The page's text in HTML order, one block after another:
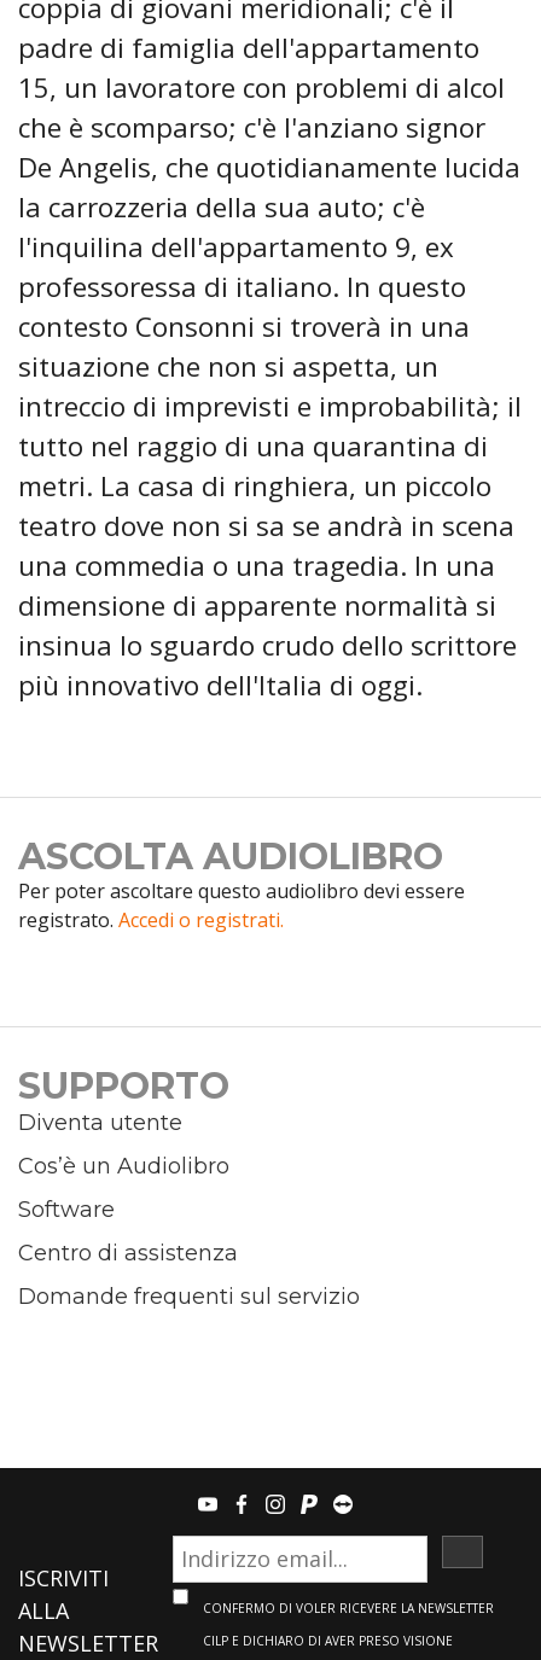
coppia di giovani meridionali; c'è il
padre di famiglia dell'appartamento
15, un lavoratore con problemi di alcol
che è scomparso; c'è l'anziano signor
De Angelis, che quotidianamente lucida
la carrozzeria della sua auto; c'è
l'inquilina dell'appartamento 9, ex
professoressa di italiano. In questo
contesto Consonni si troverà in una
situazione che non si aspetta, un
intreccio di imprevisti e improbabilità; il
tutto nel raggio di una quarantina di
metri. La casa di ringhiera, un piccolo
teatro dove non si sa se andrà in scena
una commedia o una tragedia. In una
dimensione di apparente normalità si
insinua lo sguardo crudo dello scrittore
più innovativo dell'Italia di oggi.
ASCOLTA AUDIOLIBRO
Per poter ascoltare questo audiolibro devi essere
registrato. Accedi o registrati.
SUPPORTO
Diventa utente
Cos’è un Audiolibro
Software
Centro di assistenza
Domande frequenti sul servizio
youtubefacebook
instagram
paypalteamviewer
ISCRIVITI
ALLA
NEWSLETTER
CONFERMO DI VOLER RICEVERE LA NEWSLETTER
CILP E DICHIARO DI AVER PRESO VISIONE